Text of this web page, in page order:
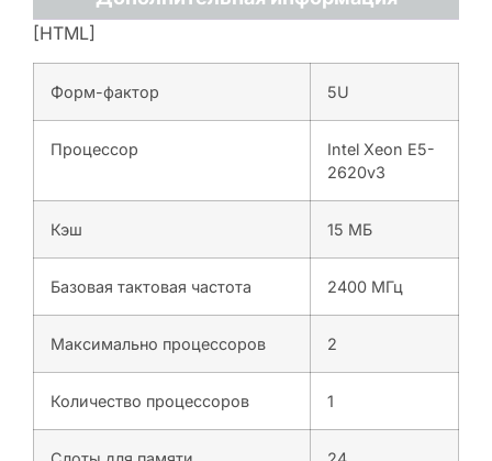
[HTML]
Форм-фактор 5U
Процессор
Intel Xeon E5-
2620v3
Кэш 15 МБ
Базовая тактовая частота 2400 МГц
Максимально процессоров 2
Количество процессоров 1